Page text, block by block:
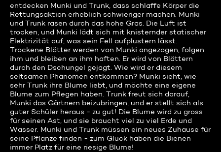
entdecken Munki und Trunk, dass schlaffe Körper die
Rettungsaktion erheblich schwieriger machen. Munki
und Trunk rasen durch das hohe Gras. Die Luft ist
trocken, und Munki lädt sich mit knisternder statischer
Elektrizität auf, was sein Fell aufplustern lässt.
Trockene Blätter werden von Munki angezogen, folgen
ihm und bleiben an ihm haften. Er wird von Blättern
durch den Dschungel gejagt. Wie wird er diesem
seltsamen Phänomen entkommen? Munki sieht, wie
sehr Trunk ihre Blume liebt, und möchte eine eigene
Blume zum Pflegen haben. Trunk freut sich darauf,
Munki das Gärtnern beizubringen, und er stellt sich als
guter Schüler heraus - zu gut! Die Blume wird zu gross
für seinen Ast, und sie braucht viel zu viel Erde und
Wasser. Munki und Trunk müssen ein neues Zuhause für
seine Pflanze finden - zum Glück haben die Bienen
immer Platz für eine riesige Blume!